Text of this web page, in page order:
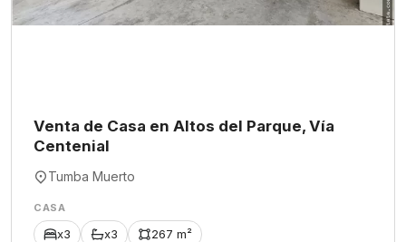
Venta de Casa en Altos del Parque, Vía
Centenial
Tumba Muerto
CASA
x3 x3 267 m²